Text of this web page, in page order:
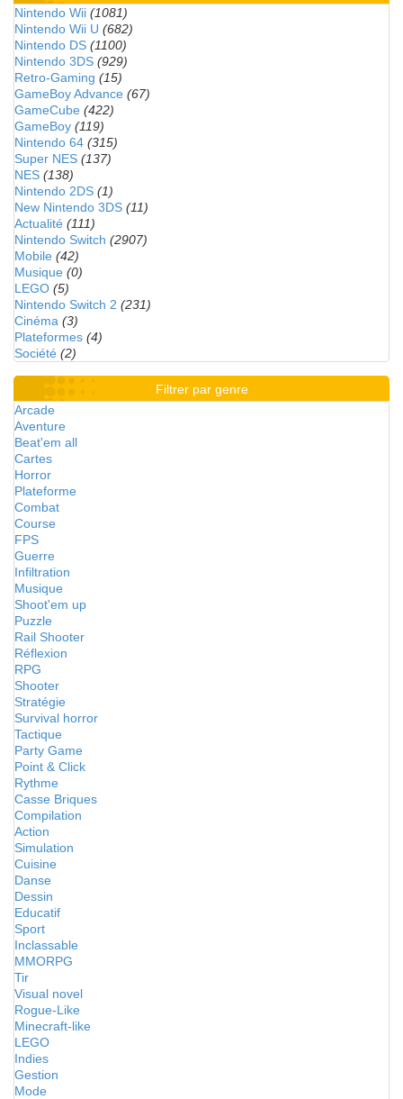
Nintendo Wii (1081)
Nintendo Wii U (682)
Nintendo DS (1100)
Nintendo 3DS (929)
Retro-Gaming (15)
GameBoy Advance (67)
GameCube (422)
GameBoy (119)
Nintendo 64 (315)
Super NES (137)
NES (138)
Nintendo 2DS (1)
New Nintendo 3DS (11)
Actualité (111)
Nintendo Switch (2907)
Mobile (42)
Musique (0)
LEGO (5)
Nintendo Switch 2 (231)
Cinéma (3)
Plateformes (4)
Société (2)
Filtrer par genre
Arcade
Aventure
Beat'em all
Cartes
Horror
Plateforme
Combat
Course
FPS
Guerre
Infiltration
Musique
Shoot'em up
Puzzle
Rail Shooter
Réflexion
RPG
Shooter
Stratégie
Survival horror
Tactique
Party Game
Point & Click
Rythme
Casse Briques
Compilation
Action
Simulation
Cuisine
Danse
Dessin
Educatif
Sport
Inclassable
MMORPG
Tir
Visual novel
Rogue-Like
Minecraft-like
LEGO
Indies
Gestion
Mode